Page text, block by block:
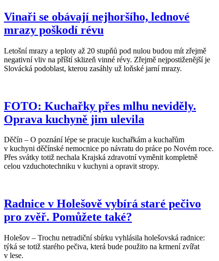
Vinaři se obávají nejhoršího, lednové
mrazy poškodí révu
Letošní mrazy a teploty až 20 stupňů pod nulou budou mít zřejmě
negativní vliv na příští sklizeň vinné révy. Zřejmě nejpostiženější je
Slovácká podoblast, kterou zasáhly už loňské jarní mrazy.
FOTO: Kuchařky přes mlhu neviděly.
Oprava kuchyně jim ulevila
Děčín – O poznání lépe se pracuje kuchařkám a kuchařům
v kuchyni děčínské nemocnice po návratu do práce po Novém roce.
Přes svátky totiž nechala Krajská zdravotní vyměnit kompletně
celou vzduchotechniku v kuchyni a opravit stropy.
Radnice v Holešově vybírá staré pečivo
pro zvěř. Pomůžete také?
Holešov – Trochu netradiční sbírku vyhlásila holešovská radnice:
týká se totiž starého pečiva, která bude použito na krmení zvířat
v lese.